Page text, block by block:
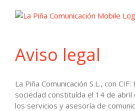
Aviso legal
La Piña Comunicación S.L., con
sociedad constituída el 14 de abril
los servicios y asesoría de